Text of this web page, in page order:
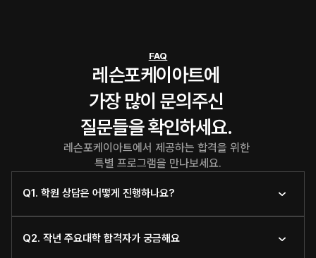
FAQ
레슨포케이아트에
가장 많이 문의주신
질문들을 확인하세요.
레슨포케이아트에서 제공하는 합격을 위한
특별 프로그램을 만나보세요.
Q1. 학원 상담은 어떻게 진행하나요?
Q2. 작년 주요대학 합격자가 궁금해요